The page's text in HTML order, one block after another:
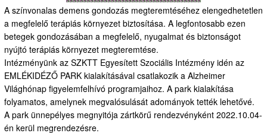
A színvonalas demens gondozás megteremtéséhez elengedhetetlen
a megfelelő terápiás környezet biztosítása. A legfontosabb ezen
betegek gondozásában a megfelelő, nyugalmat és biztonságot
nyújtó terápiás környezet megteremtése.
Intézményünk az SZKTT Egyesített Szociális Intézmény idén az
EMLÉKIDÉZŐ PARK kialakításával csatlakozik a Alzheimer
Világhónap figyelemfelhívó programjaihoz. A park kialakítása
folyamatos, amelynek megvalósulását adományok tették lehetővé.
A park ünnepélyes megnyitója zártkörű rendezvényként 2022.10.04-
én kerül megrendezésre.